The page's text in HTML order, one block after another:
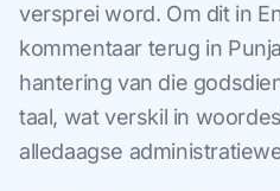
versprei word. Om dit in
kommentaar terug in
hantering van die
taal, wat verskil in
alledaagse